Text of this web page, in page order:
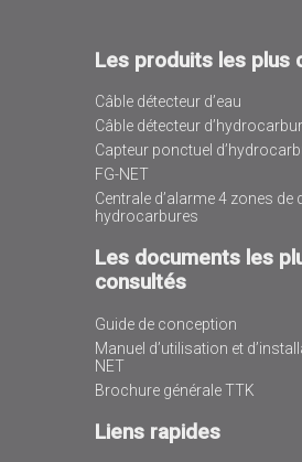
Les produits les plus
Câble détecteur d’eau
Câble détecteur
Capteur ponctuel
FG-NET
Centrale d’alarme 4 zones de
hydrocarbures
Les documents les
consultés
Guide de conception
Manuel d’utilisation et
NET
Brochure générale TTK
Liens rapides